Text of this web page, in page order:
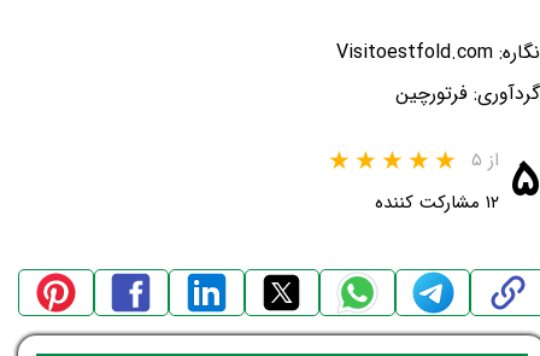
نگاره: Visitoestfold.com
گردآوری: فرتورچین
۵ از ۵
۱۲ مشارکت کننده